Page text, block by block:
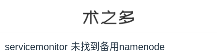
servicemonitor 未找到备用namenode